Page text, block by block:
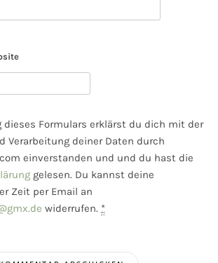
dieses Formulars erklärst du dich mit der
Verarbeitung deiner Daten durch
einverstanden und und du hast die
gelesen. Du kannst deine
Zeit per Email an
widerrufen. *